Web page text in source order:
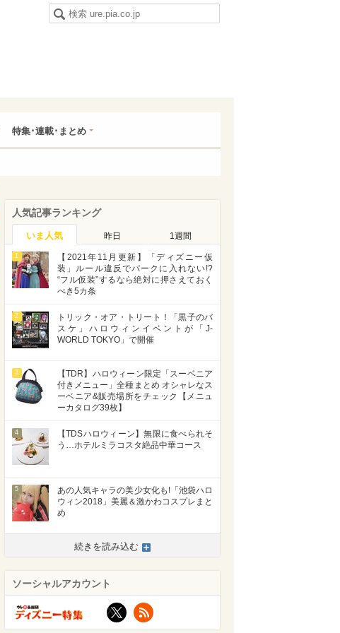
特集･連載･まとめ
人気記事ランキング
いま人気 昨日 1週間
1
【2021年11月更新】「ディズニー仮
装」ルール違反でパークに入れない!?
“フル仮装”するなら絶対に押さえておく
べき5カ条
2
トリック・オア・トリート！「黒子のバ
スケ」ハロウィンイベントが「J-
WORLD TOKYO」で開催
3
【TDR】ハロウィーン限定「スーベニア
付きメニュー」全種まとめ オシャレなス
ーベニア&販売場所をチェック【メニュ
ーカタログ39枚】
4
【TDSハロウィーン】無限に食べられそ
う…ホテルミラコスタ絶品中華コース
5
あの人気キャラの美少女化も!「池袋ハロ
ウィン2018」美麗＆激かわコスプレまと
め
続きを読み込む
ソーシャルアカウント
X